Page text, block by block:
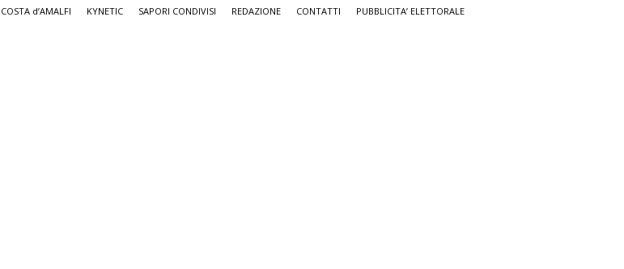
COSTA d’AMALFI KYNETIC SAPORI CONDIVISI REDAZIONE CONTATTI PUBBLICITA’ ELETTORALE